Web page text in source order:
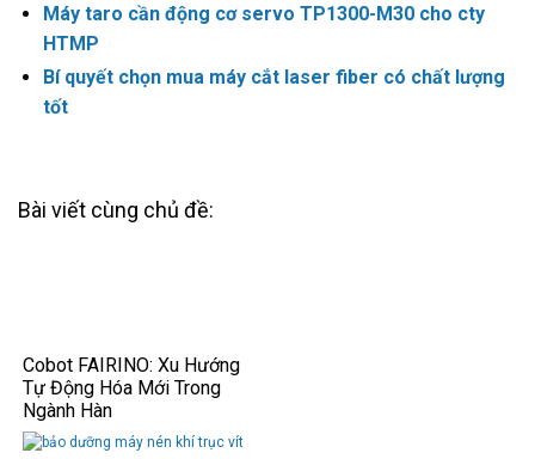
Máy taro cần động cơ servo TP1300-M30 cho cty
HTMP
Bí quyết chọn mua máy cắt laser fiber có chất lượng
tốt
Bài viết cùng chủ đề:
Cobot FAIRINO: Xu Hướng
Tự Động Hóa Mới Trong
Ngành Hàn